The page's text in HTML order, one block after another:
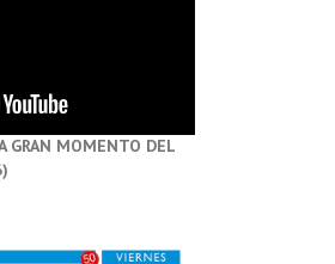
GRAN MOMENTO DEL